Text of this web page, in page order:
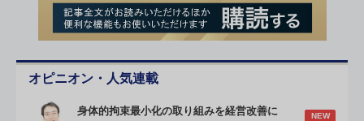
オピニオン・人気連載
身体的拘束最小化の取り組みを経営改善に NEW